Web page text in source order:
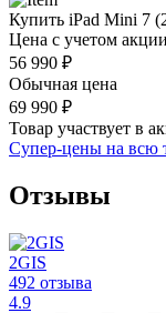
Купить iPad Mini 7
Цена с учетом акции
56 990 ₽
Обычная цена
69 990 ₽
Товар участвует в
Супер-цены на всю
Отзывы
2GIS
492 отзыва
4.9